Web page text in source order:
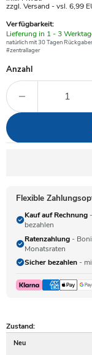
zzgl. Versand - vsl. 6,99
Verfügbarkeit:
Verfügbar
-
Lieferung in 1 - 3
natürlich mit 30 Tagen
#zentrallager
Anzahl
Flexible
Kauf auf Rechnung
bezahlen
Ratenzahlung -
Monatsraten
Sicher bezahlen -
Zustand:
Neu